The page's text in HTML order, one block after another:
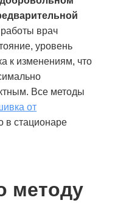
врач
уровень
к изменениям, что
Все методы
от
в стационаре
методу